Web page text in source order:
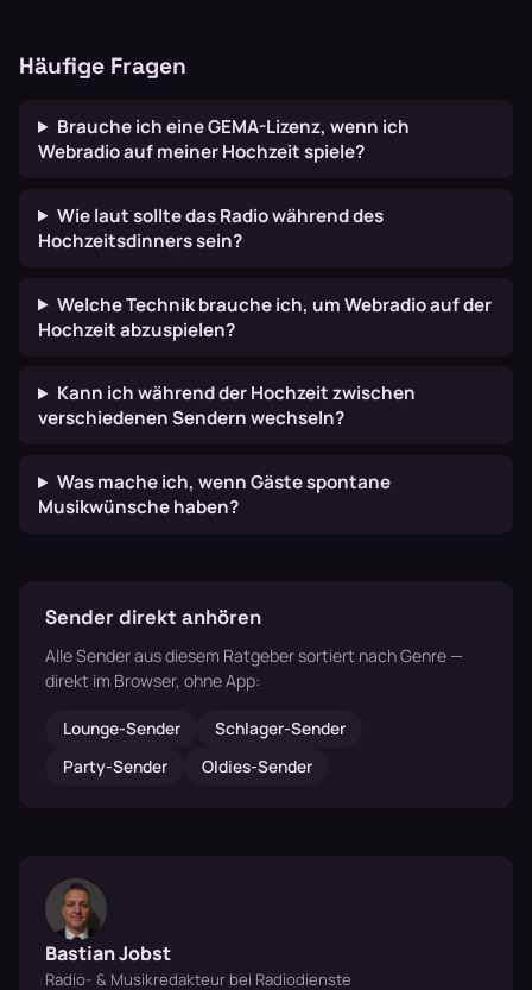
Häufige Fragen
Brauche ich eine GEMA-Lizenz, wenn ich
Webradio auf meiner Hochzeit spiele?
Wie laut sollte das Radio während des
Hochzeitsdinners sein?
Welche Technik brauche ich, um Webradio auf der
Hochzeit abzuspielen?
Kann ich während der Hochzeit zwischen
verschiedenen Sendern wechseln?
Was mache ich, wenn Gäste spontane
Musikwünsche haben?
Sender direkt anhören
Alle Sender aus diesem Ratgeber sortiert nach Genre —
direkt im Browser, ohne App:
Lounge-Sender
Schlager-Sender
Party-Sender
Oldies-Sender
Bastian Jobst
Radio- & Musikredakteur bei Radiodienste